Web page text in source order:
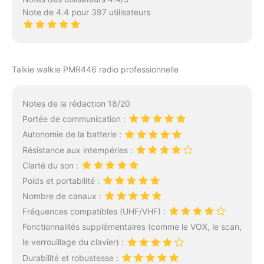
directement via le
BATTERIE】 Chaque
rechargeable haute
capacité de 1500 mAh.
L'alerte de batterie faible
de la radio vous rappelle
quand recharger ou
remplacer la batterie.
Câble de charge USB,
une variété de méthodes
de charge. Vous pouvez
charger le talkie-walkie
via un adaptateur de
téléphone/chargeur de
voiture/ordinateur
Note de 4.4 pour 397 utilisateurs
Talkie walkie PMR446 radio professionnelle
Notes de la rédaction 18/20
Portée de communication :
Autonomie de la batterie :
Résistance aux intempéries :
Clarté du son :
Poids et portabilité :
Nombre de canaux :
Fréquences compatibles (UHF/VHF) :
Fonctionnalités supplémentaires (comme le VOX, le scan,
le verrouillage du clavier) :
Durabilité et robustesse :